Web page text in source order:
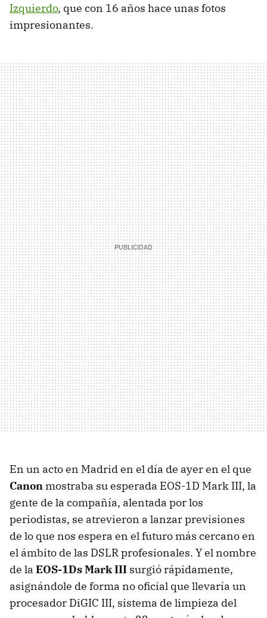
Izquierdo, que con 16 años hace unas fotos
impresionantes.
En un acto en Madrid en el día de ayer en el que
Canon mostraba su esperada EOS-1D Mark III, la
gente de la compañía, alentada por los
periodistas, se atrevieron a lanzar previsiones
de lo que nos espera en el futuro más cercano en
el ámbito de las DSLR profesionales. Y el nombre
de la EOS-1Ds Mark III surgió rápidamente,
asignándole de forma no oficial que llevaría un
procesador DiGIC III, sistema de limpieza del